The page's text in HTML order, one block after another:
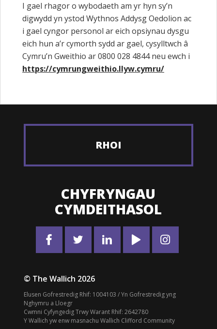
I gael rhagor o wybodaeth am yr hyn sy’n
digwydd yn ystod Wythnos Addysg Oedolion ac
i gael cyngor personol ar eich opsiynau dysgu
eich hun a’r cymorth sydd ar gael, cysylltwch â
Cymru’n Gweithio ar 0800 028 4844 neu ewch i
https://cymrungweithio.llyw.cymru/
RHOI
CHYFRYNGAU
CYMDEITHASOL
© The Wallich 2026
Elusen Gofrestredig Rhif: 1004103 / Yn Gofrestredig yng
Nghymru a Lloegr
Cwmni Cyfyngedig Trwy Warant Rhif: 2642780
Y Wallich yw enw masnachu Wallich Clifford Community